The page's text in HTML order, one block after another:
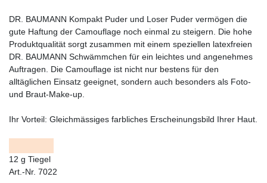
DR. BAUMANN Kompakt Puder und Loser Puder vermögen die
gute Haftung der Camouflage noch einmal zu steigern. Die hohe
Produktqualität sorgt zusammen mit einem speziellen latexfreien
DR. BAUMANN Schwämmchen für ein leichtes und angenehmes
Auftragen. Die Camouflage ist nicht nur bestens für den
alltäglichen Einsatz geeignet, sondern auch besonders als Foto-
und Braut-Make-up.
Ihr Vorteil: Gleichmässiges farbliches Erscheinungsbild Ihrer Haut.
12 g Tiegel
Art.-Nr. 7022